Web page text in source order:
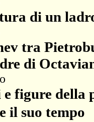
di un
tra
di
figure della
il suo tempo